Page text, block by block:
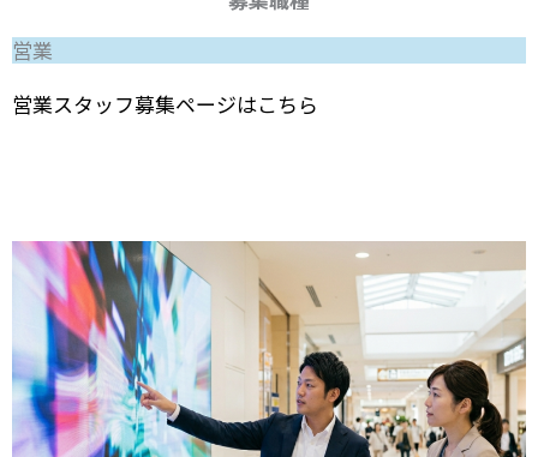
営業
営業スタッフ募集ページはこちら